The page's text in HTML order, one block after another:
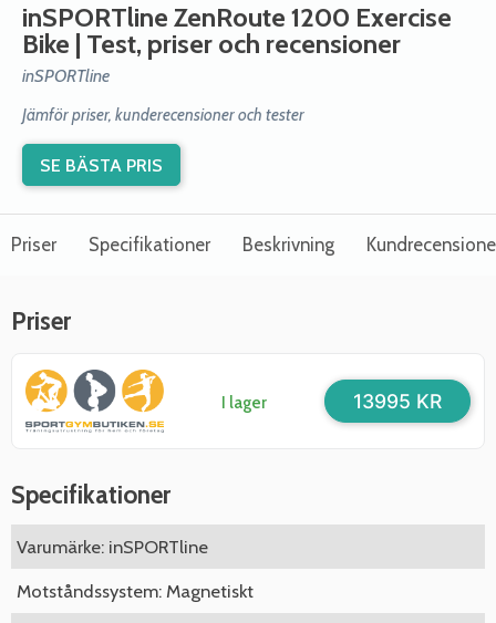
inSPORTline ZenRoute 1200 Exercise
Bike | Test, priser och recensioner
inSPORTline
Jämför priser, kunderecensioner och tester
SE BÄSTA PRIS
Priser Specifikationer Beskrivning
Priser
I lager 13995 KR
Specifikationer
Varumärke: inSPORTline
Motståndssystem: Magnetiskt